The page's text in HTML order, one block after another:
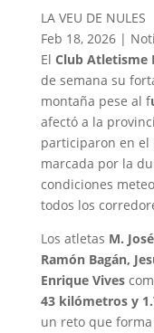
LA VEU DE NULES
Feb 18, 2026|
El Club Atletisme
de semana su
montaña pese al f
afectó a la
participaron en el
marcada por la
condiciones
todos los
Los atletas M.
Ramón Bagán,
Enrique Vives
43 kilómetros y
un reto que